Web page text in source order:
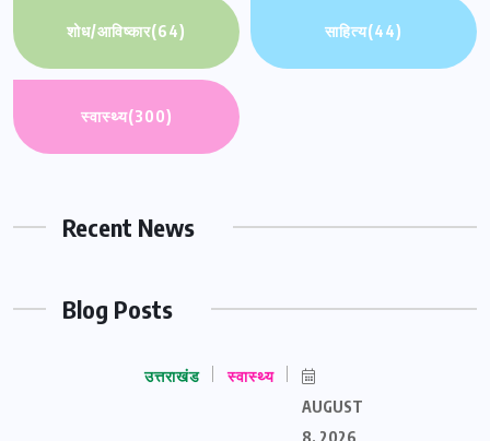
शोध/आविष्कार(64) साहित्य(44)
स्वास्थ्य(300)
Recent News
Blog Posts
उत्तराखंड स्वास्थ्य
AUGUST
8, 2026